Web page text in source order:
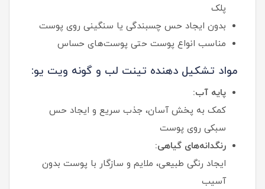
پلک
بدون ایجاد حس چسبندگی یا سنگینی روی پوست
مناسب انواع پوست حتی پوست‌های حساس
مواد تشکیل‌ دهنده تینت لب و گونه ویت یو:
پایه آب:
کمک به پخش آسان، جذب سریع و ایجاد حس
سبکی روی پوست
رنگدانه‌های گیاهی:
ایجاد رنگی طبیعی، ملایم و سازگار با پوست بدون
آسیب